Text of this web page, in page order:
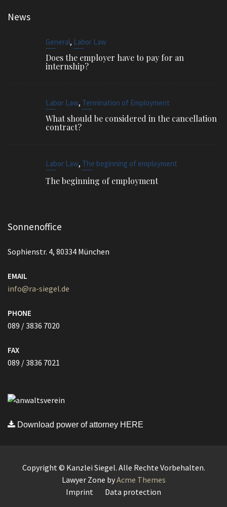
News
General, Labor Law
Does the employer have to pay for an
internship?
Labor Law, Termination of Employment
What should be considered in the cancellation
contract?
Labor Law, The beginning of employment
The beginning of employment
Sonnenoffice
Sophienstr. 4, 80334 München
EMAIL
info@ra-siegel.de
PHONE
089 / 3836 7020
FAX
089 / 3836 7021
Download power of attorney HERE
Copyright © Kanzlei Siegel. Alle Rechte Vorbehalten.
Lawyer Zone byAcme Themes
Imprint
Data protection